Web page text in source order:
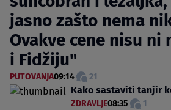
jasno zašto nema
Ovakve cene nisu ni
i Fidžiju"
PUTOVANJA09:14 21
Kako sastaviti tanjir
ZDRAVLJE08:35 1